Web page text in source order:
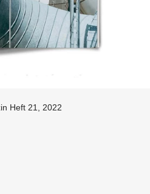
Heft 21, 2022